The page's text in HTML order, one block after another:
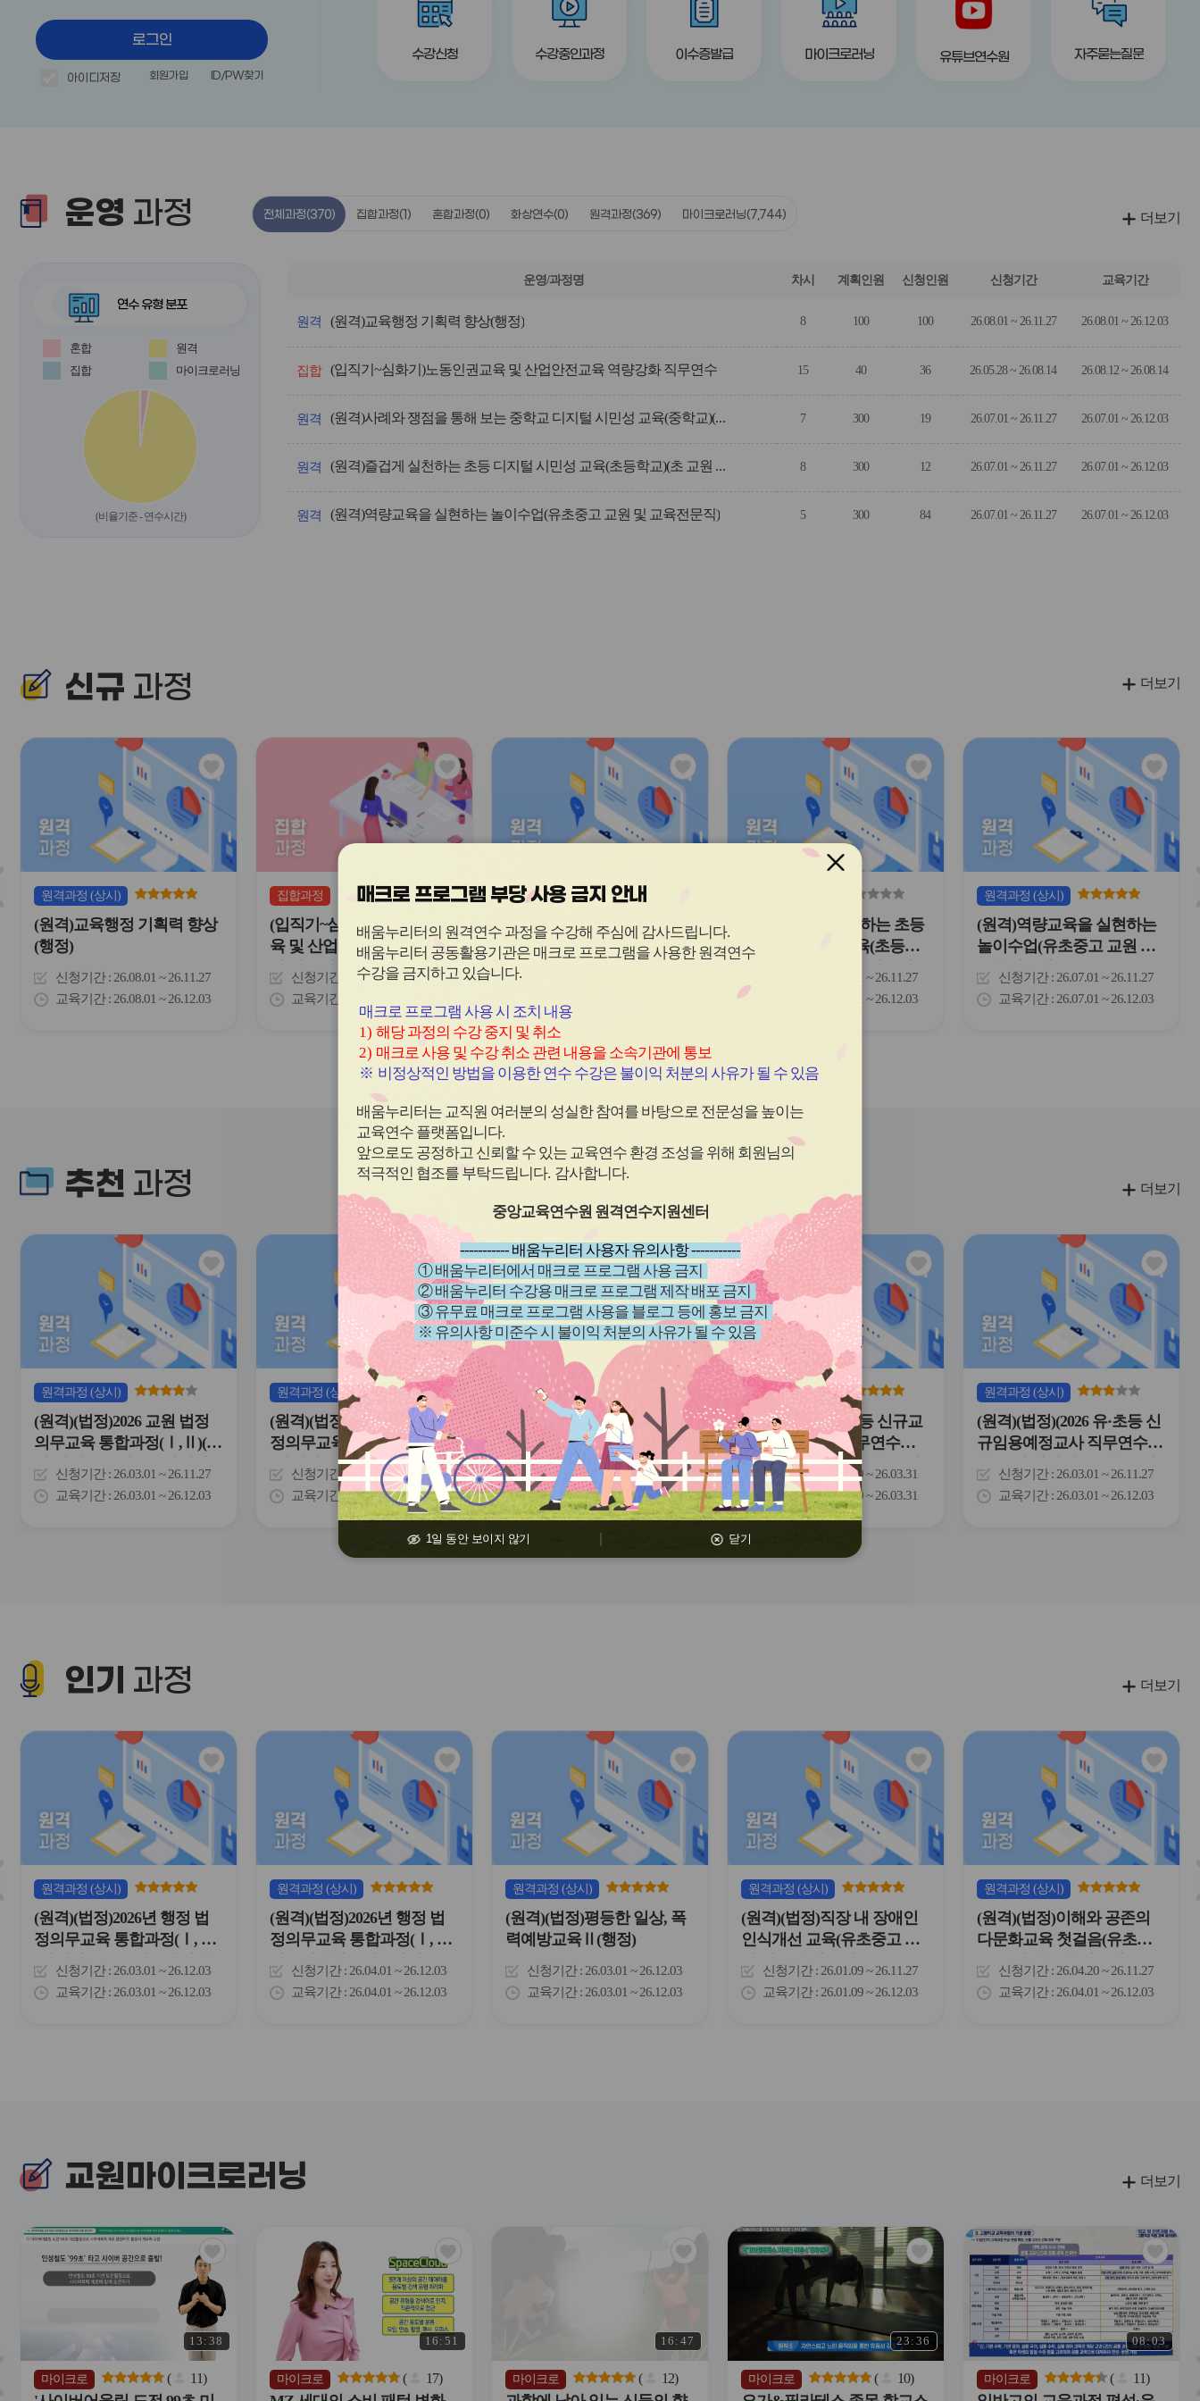
튼
로그인
아이디저장 회원가입 ID/PW찾기
수강신청 수강중인과정 이수증발급 마이크로러닝 유튜브연수원 자주묻는질문
운영 과정
연수 유형 분포
혼합
원격
집합
마이크로러닝
(비율기준 - 연수시간)
전체과정(370) 집합과정(1) 혼합과정(0) 화상연수(0) 원격과정(369) 마이크로러닝(7,744)
체
의
과
차
획
간
는
표
입
니
다.
운영/과정명 차시 계획인원 신청인원 신청기간 교육기간
원격 (원격)교육행정 기획력 향상(행정) 8 100 100 26.08.01 ~ 26.11.27 26.08.01 ~ 26.12.03
집합 (입직기~심화기)노동인권교육 및 산업안전교육 역량강화 직무연수 15 40 36 26.05.28 ~ 26.08.14 26.08.12 ~ 26.08.14
원격 (원격)사례와 쟁점을 통해 보는 중학교 디지털 시민성 교육(중학교)(중고 교원 및 교육전문직) 7 300 19 26.07.01 ~ 26.11.27 26.07.01 ~ 26.12.03
원격 (원격)즐겁게 실천하는 초등 디지털 시민성 교육(초등학교)(초 교원 및 교육전문직) 8 300 12 26.07.01 ~ 26.11.27 26.07.01 ~ 26.12.03
원격 (원격)역량교육을 실현하는 놀이수업(유초중고 교원 및 교육전문직) 5 300 84 26.07.01 ~ 26.11.27 26.07.01 ~ 26.12.03
더보기
신규 과정
관
심
아
이
원격과정 (상시)
(원격)교육행정 기획력 향상
(행정)
신청기간 26.08.01 ~ 26.11.27
교육기간 26.08.01 ~ 26.12.03
관
심
아
집합과정
(입직기~심화기)노동인권교
육 및 산업안전교육 역량강
화 직무연수
신청기간
26.05.28 ~ 26.08.14
교육기간
관
심
아
이
원격과정(상시)
(원격)사례와 쟁점을 통해 보
는 중학교 디지털 시민성 교
육(중학교)(중고 교원 및 교
관
심
아
이
(원격)즐겁게 실천하는 초등
디지털 시민성 교육(초등학
26.07.01 ~ 26.11.27
26.07.01 ~ 26.12.03
관
심
아
이
원격과정 (상시)
(원격)역량교육을 실현하는
놀이수업(유초중고 교원 및
교육전문직)
신청기간 26.07.01 ~ 26.11.27
교육기간 26.07.01 ~ 26.12.03
더보기
추천 과정
관
심
아
이
원격과정 (상시)
(원격)(법정)2026 교원 법정
의무교육 통합과정(Ⅰ,Ⅱ)(인
성,생명존중,학교폭력예방,
교육활동침해행위예방,학생
인권보호,적극행정,유해약물
충돌방지법,4대폭력예방)(유
초중고 교원 및 교육전문직)
신청기간 26.03.01 ~ 26.11.27
교육기간 26.03.01 ~ 26.12.03
관
심
아
이
콘
원격과정 (상시)
(원격)(법정)2026년 행정 법
정의무교육 통합과정(Ⅰ, Ⅱ)
(개인정보보호,아동학대신
고의무자교육,안보교육,유해
약오남용예방,적극행정,정보
인권보호,감염병예방교육,긴
신청기간 26.03.01 ~ 26.12.03
교육기간 26.03.01 ~ 26.12.03
관
심
아
이
콘
원격과정 (상시)
(원격)(법정)2026년 행정 법
정의무교육 통합과정(Ⅰ, Ⅱ,
아동학대신고의무자및공공
부문종사자아동학대예방교
육,직장내장애인인식/사회적
장애인인식개선교육개인정
보보호,정보보안,감염병예방
신청기간 26.04.01 ~ 26.12.03
교육기간 26.04.01 ~ 26.12.03
관
심
아
이
원격과정 (상시)
(원격)2026년도 중등 신규교
사 임용예정자 직무연수
Ⅱ(교원 법정의무교육 통합
과정Ⅰ,Ⅱ)
신청기간 26.02.09 ~ 26.03.31
교육기간 26.02.09 ~ 26.03.31
관
심
아
이
원격과정 (상시)
(원격)(법정)(2026 유·초등 신
규임용예정교사 직무연수
용)교원 법정의무교육 통합
과정Ⅱ(안보,긴급복지신고
의무자,사회적장애인식개선,
신청기간 26.03.01 ~ 26.11.27
교육기간 26.03.01 ~ 26.12.03
더보기
인기 과정
관
심
아
이
원격과정 (상시)
(원격)(법정)2026년 행정 법
정의무교육 통합과정(Ⅰ, Ⅱ)
(개인정보보호,아동학대신
고의무자교육,안보교육,유해
약오남용예방,적극행정,정보
의무자교육,정보공개제도운
영에관한교육, 직장내장애인
인식/장애인인식개선교육)
신청기간 26.03.01 ~ 26.12.03
교육기간 26.03.01 ~ 26.12.03
관
심
아
이
원격과정 (상시)
(원격)(법정)2026년 행정 법
정의무교육 통합과정(Ⅰ, Ⅱ,
아동학대신고의무자및공공
부문종사자아동학대예방교
육,직장내장애인인식/사회적
신청기간 26.04.01 ~ 26.12.03
교육기간 26.04.01 ~ 26.12.03
관
심
아
이
원격과정 (상시)
(원격)(법정)평등한 일상, 폭
력예방교육Ⅱ(행정)
신청기간 26.03.01 ~ 26.12.03
교육기간 26.03.01 ~ 26.12.03
관
심
아
이
원격과정 (상시)
(원격)(법정)직장 내 장애인
인식개선 교육(유초중고 교
원 및 교육전문직)
신청기간 26.01.09 ~ 26.11.27
교육기간 26.01.09 ~ 26.12.03
관
심
아
이
원격과정 (상시)
(원격)(법정)이해와 공존의
다문화교육 첫걸음(유초중
고 교원 및 교육전문직)
신청기간 26.04.20 ~ 26.11.27
교육기간 26.04.01 ~ 26.12.03
더보기
교원마이크로러닝
심
아
이
콘
13:38
마이크로 ( 11)
심
아
이
콘
16:51
마이크로 ( 17)
16:47
마이크로 ( 12)
심
아
23:36
마이크로 ( 10)
심
아
이
콘
08:03
마이크로 ( 11)
더보기
매크로 프로그램 부당 사용 금지 안내
배움누리터의 원격연수 과정을 수강해 주심에 감사드립니다.
배움누리터 공동활용기관은 매크로 프로그램을 사용한원격연수
수강을 금지하고 있습니다.
매크로 프로그램 사용 시 조치 내용
1) 해당 과정의 수강 중지 및 취소
2) 매크로 사용 및 수강 취소 관련 내용을 소속기관에 통보
※ 비정상적인 방법을 이용한 연수 수강은 불이익 처분의 사유가 될 수 있음
배움누리터는 교직원 여러분의 성실한 참여를 바탕으로 전문성을 높이는
교육연수 플랫폼입니다.
앞으로도 공정하고 신뢰할 수 있는 교육연수 환경 조성을 위해 회원님의
적극적인 협조를 부탁드립니다. 감사합니다.
중앙교육연수원 원격연수지원센터
----------- 배움누리터 사용자 유의사항 -----------
① 배움누리터에서 매크로 프로그램 사용 금지
② 배움누리터 수강용 매크로 프로그램 제작 배포 금지
③ 유무료 매크로 프로그램 사용을 블로그 등에 홍보 금지
※ 유의사항 미준수 시 불이익 처분의 사유가 될 수 있음
1일 동안 보이지 않기 닫기